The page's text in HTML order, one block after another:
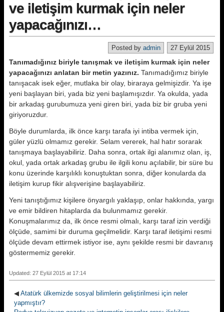
ve iletişim kurmak için neler
yapacağınızı…
27 Eylül 2015
Posted by admin
Tanımadığınız biriyle tanışmak ve iletişim kurmak için neler
yapacağınızı anlatan bir metin yazınız. Tanımadığımız biriyle
tanışacak isek eğer, mutlaka bir olay, biraraya gelmişizdir. Ya işe
yeni başlayan biri, yada biz yeni başlamışızdır. Ya okulda, yada
bir arkadaş gurubumuza yeni giren biri, yada biz bir gruba yeni
giriyoruzdur.
Böyle durumlarda, ilk önce karşı tarafa iyi intiba vermek için,
güler yüzlü olmamız gerekir. Selam vererek, hal hatır sorarak
tanışmaya başlayabiliriz. Daha sonra, ortak ilgi alanımız olan, iş,
okul, yada ortak arkadaş grubu ile ilgili konu açılabilir, bir süre bu
konu üzerinde karşılıklı konuştuktan sonra, diğer konularda da
iletişim kurup fikir alışverişine başlayabiliriz.
Yeni tanıştığımız kişilere önyargılı yaklaşıp, onlar hakkında, yargı
ve emir bildiren hitaplarda da bulunmamız gerekir.
Konuşmalarımız da, ilk önce resmi olmalı, karşı taraf izin verdiği
ölçüde, samimi bir duruma geçilmelidir. Karşı taraf iletişimi resmi
ölçüde devam ettirmek istiyor ise, aynı şekilde resmi bir davranış
göstermemiz gerekir.
Updated: 27 Eylül 2015 at 17:14
◀ Atatürk ülkemizde sosyal bilimlerin geliştirilmesi için neler
yapmıştır?